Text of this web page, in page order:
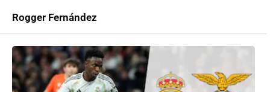
Rogger Fernández